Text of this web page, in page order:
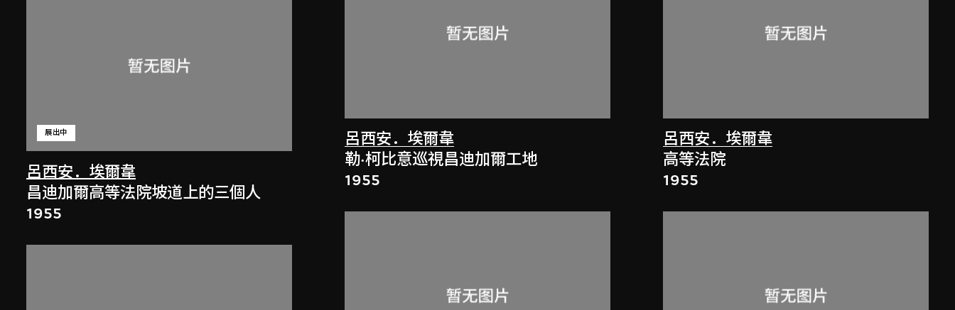
呂西安．埃爾韋
展出中
昌迪加爾高等法院坡道上的三個人
1955
呂西安．埃爾韋
勒·柯比意巡視昌迪加爾工地
1955
呂西安．埃爾韋
高等法院
1955